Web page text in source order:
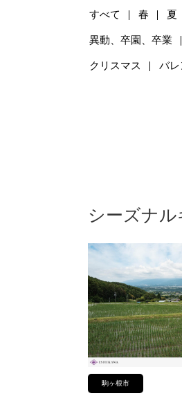
すべて 春 夏
異動、卒園、卒業
クリスマス バレ
シーズナル
駒ヶ根市